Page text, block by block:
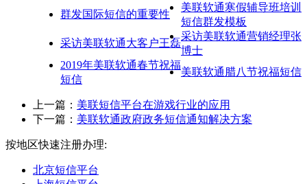
群发国际短信的重要性
美联软通寒假辅导班培训
短信群发模板
采访美联软通大客户王磊
采访美联软通营销经理张
博士
2019年美联软通春节祝福
短信
美联软通腊八节祝福短信
上一篇： 美联短信平台在游戏行业的应用
下一篇： 美联软通政府政务短信通知解决方案
按地区快速注册办理:
北京短信平台